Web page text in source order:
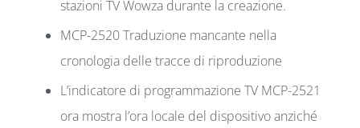
stazioni TV Wowza durante la creazione.
MCP-2520 Traduzione mancante nella
cronologia delle tracce di riproduzione
L’indicatore di programmazione TV MCP-2521
ora mostra l’ora locale del dispositivo anziché